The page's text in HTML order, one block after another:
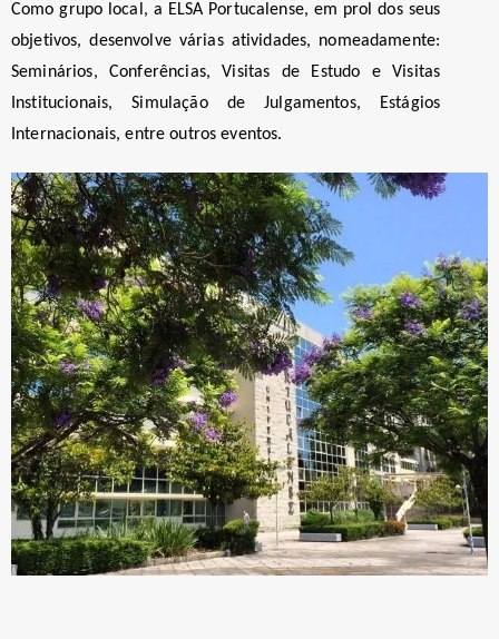
Como grupo local, a ELSA Portucalense, em prol dos seus
objetivos, desenvolve várias atividades, nomeadamente:
Seminários, Conferências, Visitas de Estudo e Visitas
Institucionais, Simulação de Julgamentos, Estágios
Internacionais, entre outros eventos.